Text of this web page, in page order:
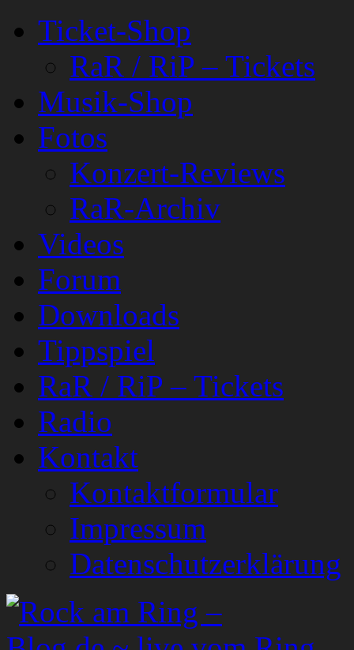
Ticket-Shop
RaR / RiP – Tickets
Musik-Shop
Fotos
Konzert-Reviews
RaR-Archiv
Videos
Forum
Downloads
Tippspiel
RaR / RiP – Tickets
Radio
Kontakt
Kontaktformular
Impressum
Datenschutzerklärung